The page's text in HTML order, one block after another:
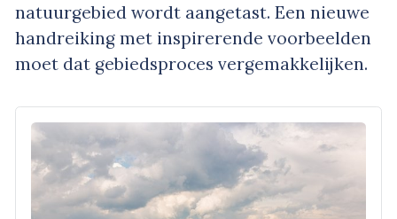
natuurgebied wordt aangetast. Een nieuwe
handreiking met inspirerende voorbeelden
moet dat gebiedsproces vergemakkelijken.